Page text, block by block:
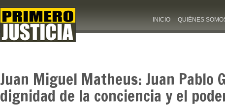
INICIO QUIÉNES
Juan Miguel Matheus: Juan Pablo
dignidad de la conciencia y el